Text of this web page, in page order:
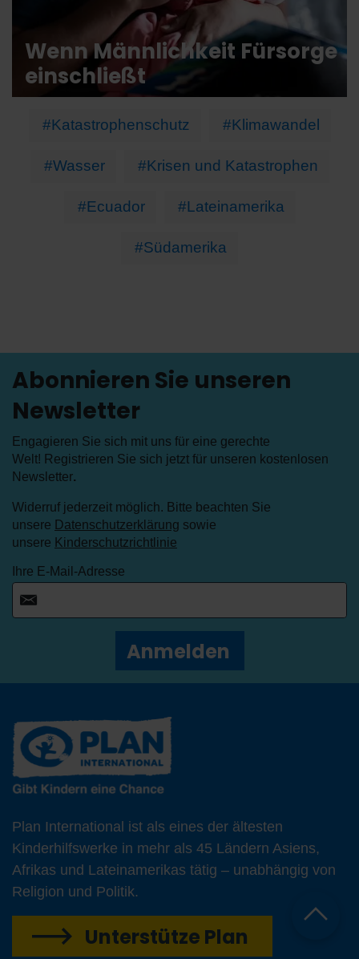
Wenn Männlichkeit Fürsorge
einschließt
#Katastrophenschutz #Klimawandel
#Wasser #Krisen und Katastrophen
#Ecuador #Lateinamerika
#Südamerika
Abonnieren Sie unseren
Newsletter
Engagieren Sie sich mit uns für eine gerechte
Welt! Registrieren Sie sich jetzt für unseren kostenlosen
Newsletter.
Widerruf jederzeit möglich. Bitte beachten Sie
unsere Datenschutzerklärung sowie
unsere Kinderschutzrichtlinie
Ihre E-Mail-Adresse
Anmelden
Plan International ist als eines der ältesten
Kinderhilfswerke in mehr als 45 Ländern Asiens,
Afrikas und Lateinamerikas tätig – unabhängig von
Religion und Politik.
Unterstütze Plan